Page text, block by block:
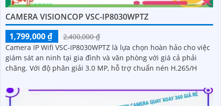
CAMERA VISIONCOP VSC-IP8030WPTZ
1,799,000 ₫
2,400,000 ₫
Camera IP Wifi VSC-IP8030WPTZ là lựa chọn hoàn hảo cho việc
giám sát an ninh tại gia đình và văn phòng với giá cả phải
chăng. Với độ phân giải 3.0 MP, hỗ trợ chuẩn nén H.265/H